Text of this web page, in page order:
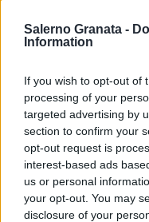
Salerno Granata -
Information
If you wish to opt-out of
processing of your
targeted advertising by
section to confirm your
opt-out request is
interest-based ads
us or personal
your opt-out. You may
disclosure of your